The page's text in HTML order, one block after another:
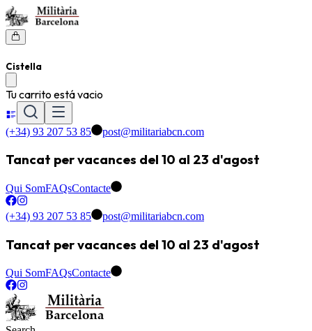
Cistella
Tu carrito está vacio
(+34) 93 207 53 85 post@militariabcn.com
Tancat per vacances del 10 al 23 d'agost
Qui SomFAQsContacte
(+34) 93 207 53 85 post@militariabcn.com
Tancat per vacances del 10 al 23 d'agost
Qui SomFAQsContacte